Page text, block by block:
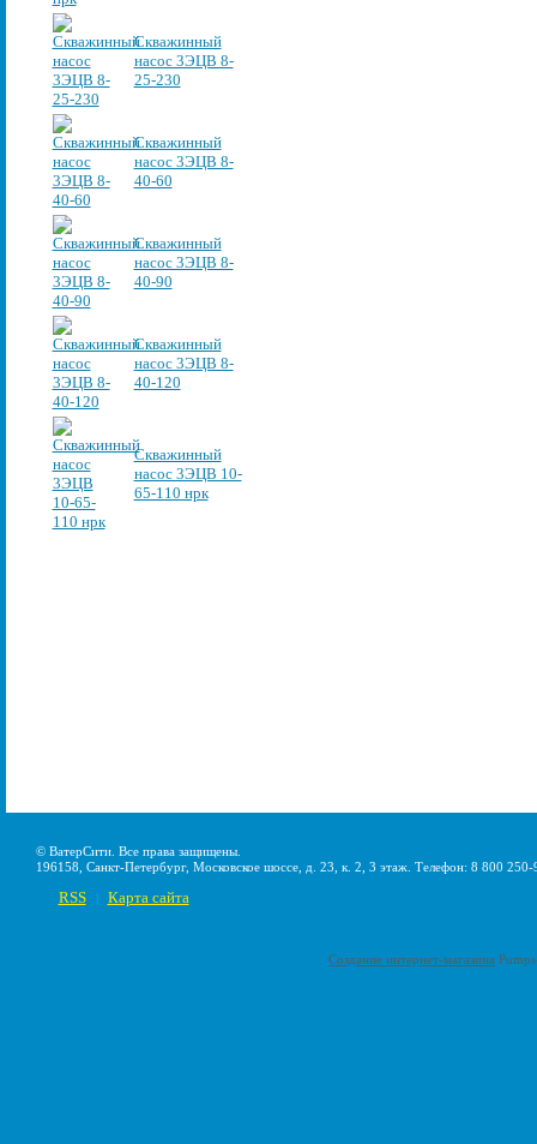
Скважинный
насос 3ЭЦВ 8-
25-230
Скважинный
насос 3ЭЦВ 8-
40-60
Скважинный
насос 3ЭЦВ 8-
40-90
Скважинный
насос 3ЭЦВ 8-
40-120
Скважинный
насос 3ЭЦВ 10-
65-110 нрк
© ВатерСити. Все права защищены.
196158, Санкт-Петербург, Московское шоссе, д. 23, к. 2, 3 этаж. Телефон: 8 800
RSS Карта сайта
Создание интернет-магазина